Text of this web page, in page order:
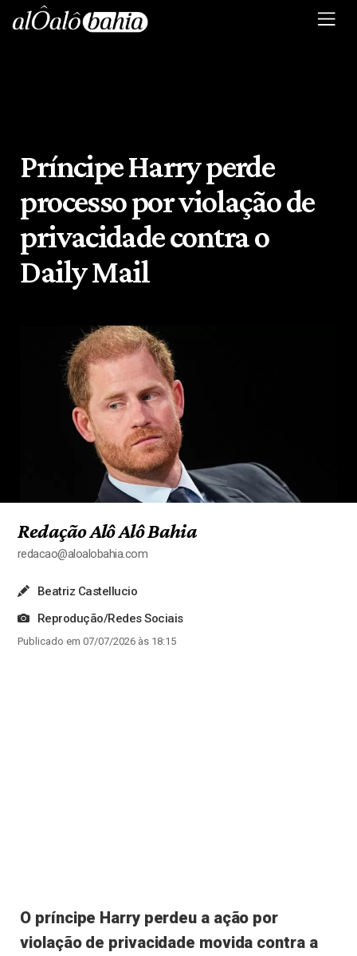
Príncipe Harry perde
processo por violação de
privacidade contra o
Daily Mail
Redação Alô Alô Bahia
redacao@aloalobahia.com
Beatriz Castellucio
Reprodução/Redes Sociais
Publicado em 07/07/2026 às 18:15
O príncipe Harry perdeu a ação por
violação de privacidade movida contra a